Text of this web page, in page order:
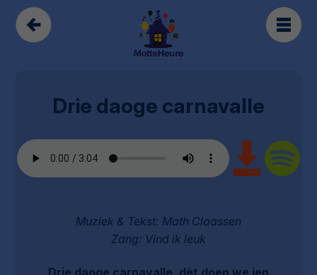
Drie daoge carnavalle
Muziek & Tekst: Math Claassen
Zang: Vind ik leuk